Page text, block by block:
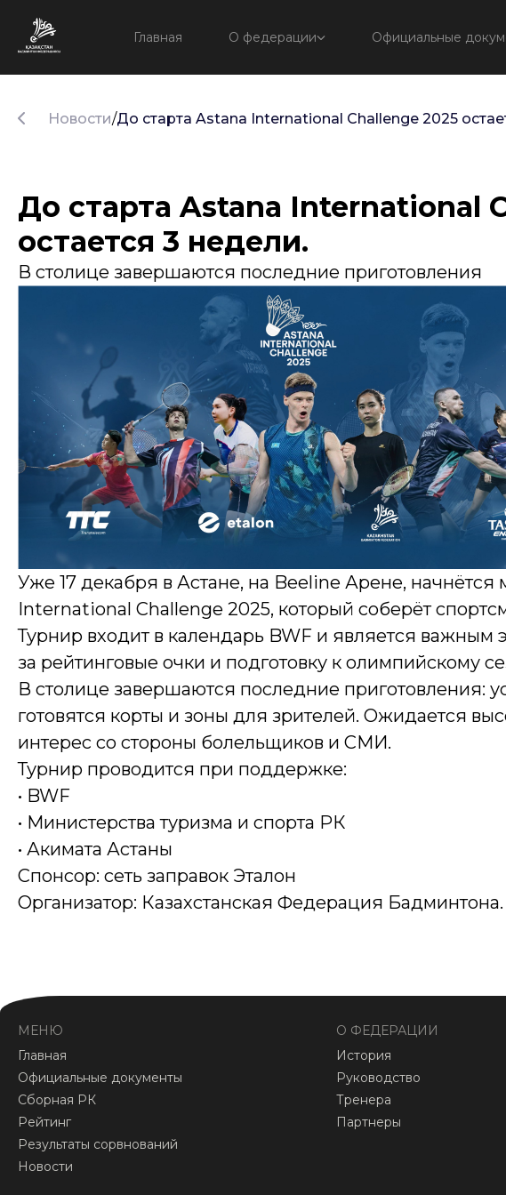
Главная О федерации Официальные
Новости/До старта Astana International Challenge 2025
До старта Astana International
остается 3 недели.
В столице завершаются последние приготовления
Уже 17 декабря в Астане, на Beeline Арене,
International Challenge 2025, который соберёт
Турнир входит в календарь BWF и является важным
за рейтинговые очки и подготовку к олимпийскому
В столице завершаются последние приготовления:
готовятся корты и зоны для зрителей. Ожидается
интерес со стороны болельщиков и СМИ.
Турнир проводится при поддержке:
• BWF
• Министерства туризма и спорта РК
• Акимата Астаны
Спонсор: сеть заправок Эталон
Организатор: Казахстанская Федерация Бадминтона.
МЕНЮ
Главная
Официальные документы
Сборная РК
Рейтинг
Результаты сорвнований
Новости
О ФЕДЕРАЦИИ
История
Руководство
Тренера
Партнеры